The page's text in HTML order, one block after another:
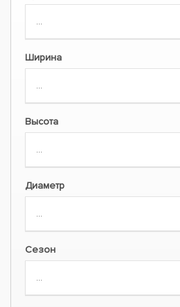
Ширина
Высота
Диаметр
Сезон